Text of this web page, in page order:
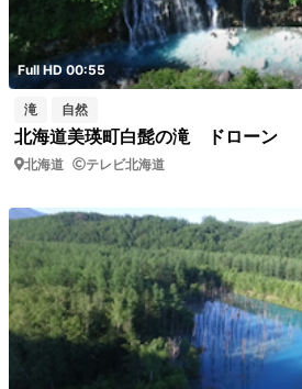
Full HD 00:55
滝 自然
北海道美瑛町白髭の滝 ドローン
北海道 テレビ北海道